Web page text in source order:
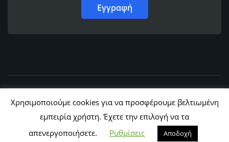
© 2011 - 2022, Ε.Λ.Φ.Ε.Ε. Ρόδου
Χρησιμοποιούμε cookies για να προσφέρουμε βελτιωμένη
εμπειρία χρήστη. Έχετε την επιλογή να τα
απενεργοποιήσετε.
Ρυθμίσεις Αποδοχή